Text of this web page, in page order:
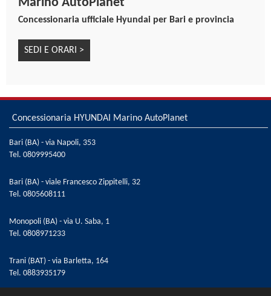
Specchietti retrovisori regolabili, ripiegabili e
riscaldabili elettricamente
Trailer Stability Assist (T.S.A.)
Vetri posteriori oscurati
Volante rivestito in pelle
Concessionaria ufficiale Hyundai per Bari e provincia
SEDI E ORARI >
Concessionaria HYUNDAI Marino AutoPlanet
Bari (BA) - via Napoli, 353
Tel. 0809995400
Bari (BA) - viale Francesco Zippitelli, 32
Tel. 0805608111
Monopoli (BA) - via U. Saba, 1
Tel. 0808971233
Trani (BAT) - via Barletta, 164
Tel. 0883935179